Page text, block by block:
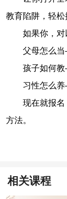
教育陷阱，轻松
如果你，对
父母怎么当
孩子如何教
习性怎么养
现在就报名，
方法。
相关课程